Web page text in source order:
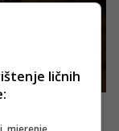
ličnih